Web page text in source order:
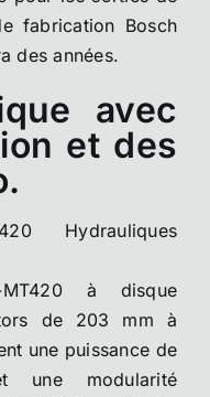
fabrication Bosch
des années.
avec
et des
Hydrauliques
à disque
de 203 mm à
une puissance de
une modularité